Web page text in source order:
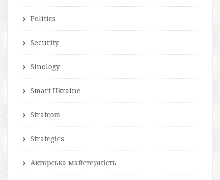
Politics
Security
Sinology
Smart Ukraine
Stratcom
Strategies
Акторська майстерність